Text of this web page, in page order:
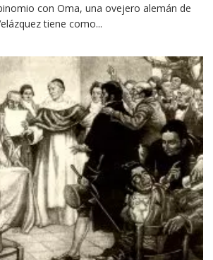
con Oma, una ovejero alemán de
tiene como...